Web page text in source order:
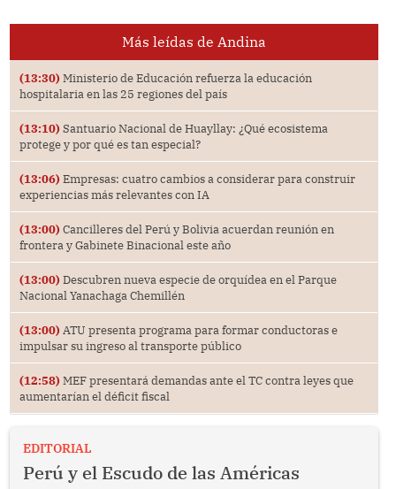
Más leídas de Andina
(13:30) Ministerio de Educación refuerza la educación
hospitalaria en las 25 regiones del país
(13:10) Santuario Nacional de Huayllay: ¿Qué ecosistema
protege y por qué es tan especial?
(13:06) Empresas: cuatro cambios a considerar para construir
experiencias más relevantes con IA
(13:00) Cancilleres del Perú y Bolivia acuerdan reunión en
frontera y Gabinete Binacional este año
(13:00) Descubren nueva especie de orquídea en el Parque
Nacional Yanachaga Chemillén
(13:00) ATU presenta programa para formar conductoras e
impulsar su ingreso al transporte público
(12:58) MEF presentará demandas ante el TC contra leyes que
aumentarían el déficit fiscal
EDITORIAL
Perú y el Escudo de las Américas